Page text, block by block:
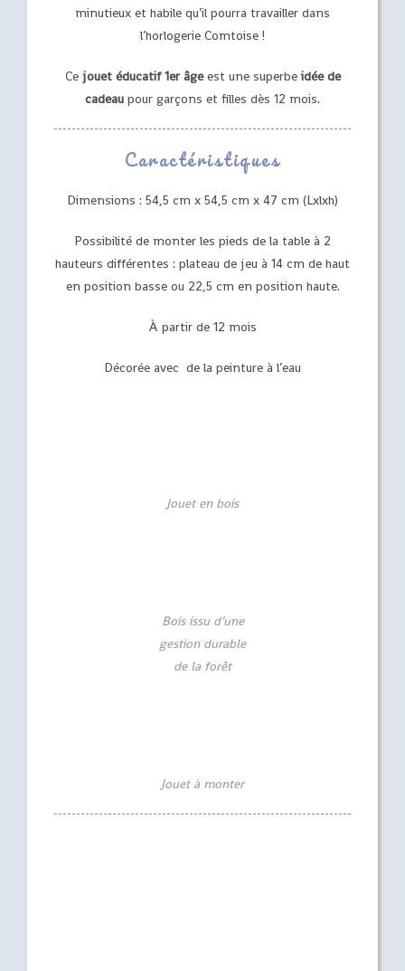
minutieux et habile qu’il pourra travailler dans
l’horlogerie Comtoise !
Ce jouet éducatif 1er âgeest une superbeidée de
cadeau pour garçons et filles dès 12 mois.
Caractéristiques
Dimensions : 54,5 cm x 54,5 cm x 47 cm (Lxlxh)
Possibilité de monter les pieds de la table à 2
hauteurs différentes : plateau de jeu à 14 cm de haut
en position basse ou 22,5 cm en position haute.
À partir de 12 mois
Décorée avec de la peinture à l’eau
Jouet en bois
Bois issu d’une
gestion durable
de la forêt
Jouet à monter